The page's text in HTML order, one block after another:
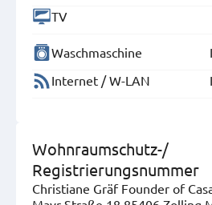
TV
Waschmaschine
Internet / W-LAN
Wohnraumschutz-/
Registrierungsnummer
Christiane Gräf Founder of